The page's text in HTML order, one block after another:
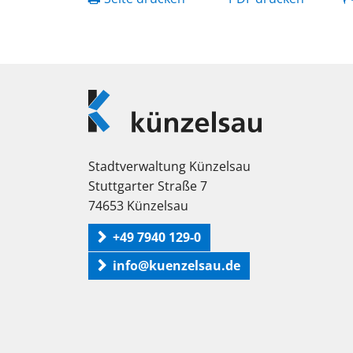
Logo
Künzelsau
Stadtverwaltung Künzelsau
Stuttgarter Straße 7
74653 Künzelsau
+49 7940 129-0
info@kuenzelsau.de